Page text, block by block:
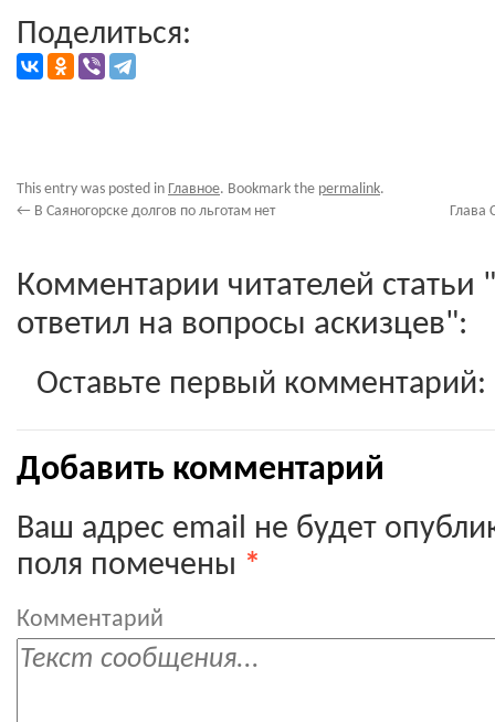
Поделиться:
This entry was posted in Главное. Bookmark the permalink.
← В Саяногорске долгов по льготам нет Глава
Комментарии читателей статьи
ответил на вопросы аскизцев":
Оставьте первый комментарий:
Добавить комментарий
Ваш адрес email не будет
поля помечены *
Комментарий